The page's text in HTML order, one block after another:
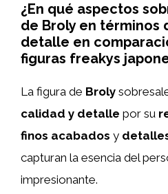
¿En qué aspectos
de Broly en términos
detalle en
figuras freakys
La figura de Broly
calidad y detalle por su
finos acabados y
capturan la esencia del
impresionante.